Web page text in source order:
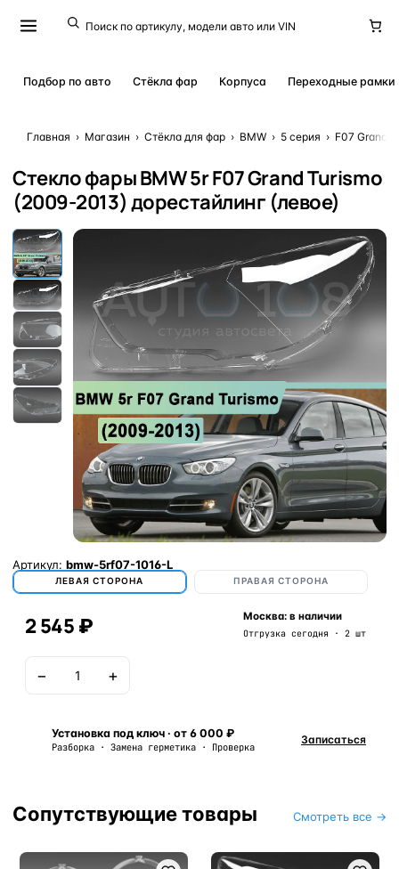
Подбор по авто Стёкла фар Корпуса Переходные рамки
Главная › Магазин › Стёкла для фар › BMW › 5 серия › F07 Grand
Стекло фары BMW 5r F07 Grand Turismo
(2009-2013) дорестайлинг (левое)
Артикул: bmw-5rf07-1016-L
ЛЕВАЯ СТОРОНА ПРАВАЯ СТОРОНА
2 545 ₽ Москва: в наличии
Отгрузка сегодня · 2 шт
− +
Установка под ключ · от 6 000 ₽
Разборка · Замена герметика · Проверка
Записаться
Сопутствующие товары Смотреть все →